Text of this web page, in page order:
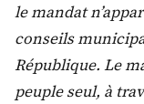
le mandat
conseils
République. Le
peuple seul, à